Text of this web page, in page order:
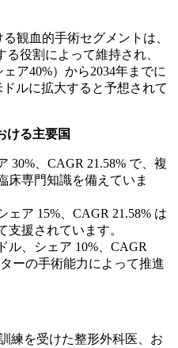
観血的手術セグメントは、
役割によって維持され、
ア40%）から2034年までに
ドルに拡大すると予想されて
ける主要国
30%、CAGR 21.58% で、複
床専門知識を備えていま
ェア 15%、CAGR 21.58% は
支援されています。
ル、シェア 10%、CAGR
ーの手術能力によって推進
練を受けた整形外科医、お